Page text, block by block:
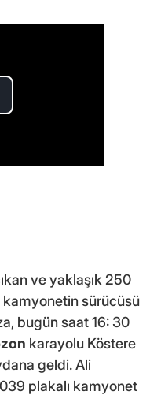
ve yaklaşık 250
sürücüsü
bugün saat 16: 30
karayolu Köstere
geldi. Ali
plakalı kamyonet